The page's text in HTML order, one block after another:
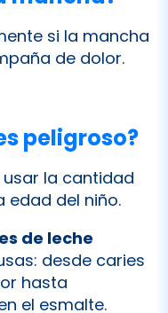
peligroso?
edad del niño.
de leche
desde caries
hasta
el esmalte.
para evitar
los dientes